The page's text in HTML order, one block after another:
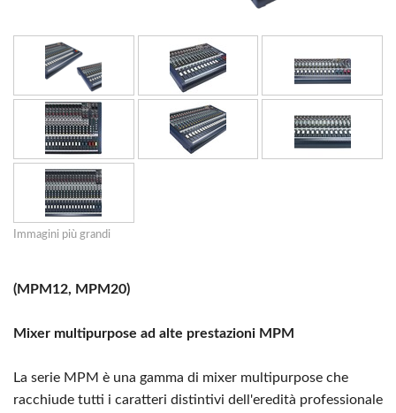
Immagini più grandi
(MPM12, MPM20)
Mixer multipurpose ad alte prestazioni MPM
La serie MPM è una gamma di mixer multipurpose che
racchiude tutti i caratteri distintivi dell'eredità professionale